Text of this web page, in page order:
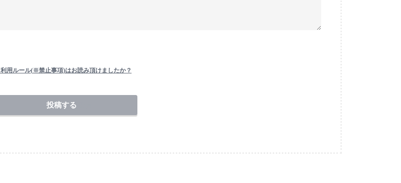
利用ルール(※禁止事項)はお読み頂けましたか？